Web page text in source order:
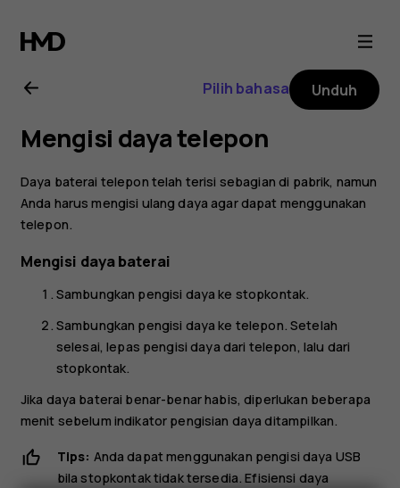
Buku
petunjuk
Nokia
105
(2019)
Pilih bahasa Unduh
Mengisi daya telepon
Daya baterai telepon telah terisi sebagian di pabrik, namun
Anda harus mengisi ulang daya agar dapat menggunakan
telepon.
Mengisi daya baterai
Sambungkan pengisi daya ke stopkontak.
Sambungkan pengisi daya ke telepon. Setelah
selesai, lepas pengisi daya dari telepon, lalu dari
stopkontak.
Jika daya baterai benar-benar habis, diperlukan beberapa
menit sebelum indikator pengisian daya ditampilkan.
Tips: Anda dapat menggunakan pengisi daya USB
bila stopkontak tidak tersedia. Efisiensi daya